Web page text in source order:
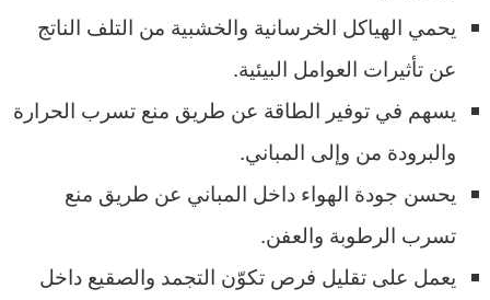
يحمي الهياكل الخرسانية والخشبية من التلف الناتج
عن تأثيرات العوامل البيئية.
يسهم في توفير الطاقة عن طريق منع تسرب الحرارة
والبرودة من وإلى المباني.
يحسن جودة الهواء داخل المباني عن طريق منع
تسرب الرطوبة والعفن.
يعمل على تقليل فرص تكوّن التجمد والصقيع داخل